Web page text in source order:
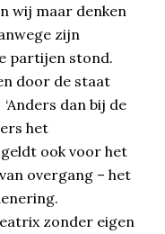
wij maar denken
zijn
partijen stond.
door de staat
dan bij de
het
ook voor het
overgang – het
zonder eigen